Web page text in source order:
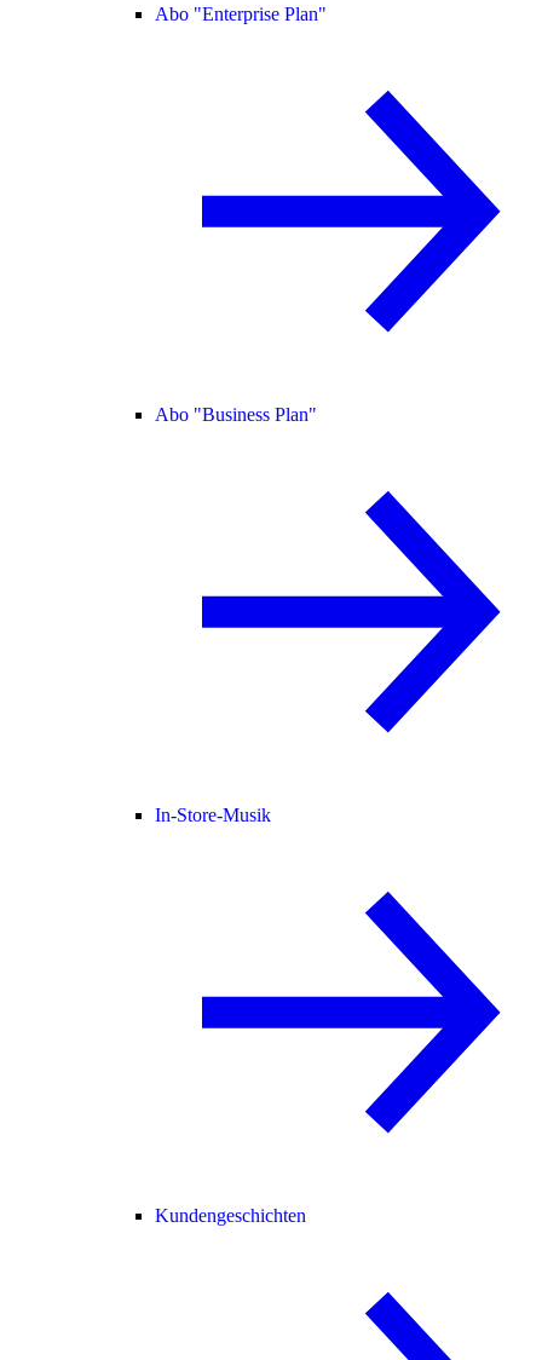
Abo "Enterprise Plan"
Abo "Business Plan"
In-Store-Musik
Kundengeschichten